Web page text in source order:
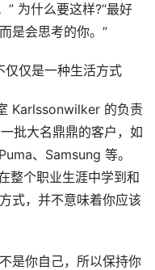
” 为什么要这样?“最好
是会思考的你。”
仅是一种生活方式
Karlssonwilker 的负责
批大名鼎鼎的客户，如
、Samsung 等。
整个职业生涯中学到和
式，并不意味着你应该
你自己，所以保持你